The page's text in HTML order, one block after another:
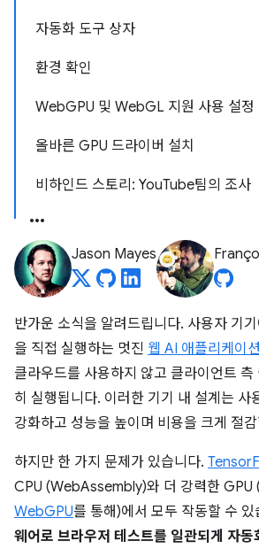
자동화 도구 상자
환경 확인
WebGPU 및 WebGL 지원 사용 설정
올바른 GPU 드라이버 설치
비하인드 스토리: YouTube팀의 조사
Jason Mayes
반가운 소식을 알려드립니다. 사용자 기
을 직접 실행하는 멋진 웹 AI 애플리케이션
클라우드를 사용하지 않고 클라이언트
히 실행됩니다. 이러한 기기 내 설계는 사
강화하고 성능을 높이며 비용을 크게 절
하지만 한 가지 문제가 있습니다.
CPU (WebAssembly)와 더 강력한 GPU (
WebGPU를 통해)에서 모두 작동할 수 있
웨어로 브라우저 테스트를 일관되게 자